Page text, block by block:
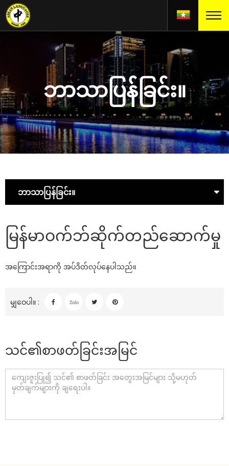
ဘာသာပြန်ခြင်း။
ဘာသာပြန်ခြင်း။
မြန်မာဝက်ဘ်ဆိုက်တည်ဆောက်မှု
အကြောင်းအရာကို အပ်ဒိတ်လုပ်နေပါသည်။
မျှဝေပါ။ :
သင်၏စာဖတ်ခြင်းအမြင်